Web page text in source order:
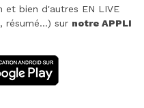
bien d'autres EN LIVE
résumé...) sur notre APPLI